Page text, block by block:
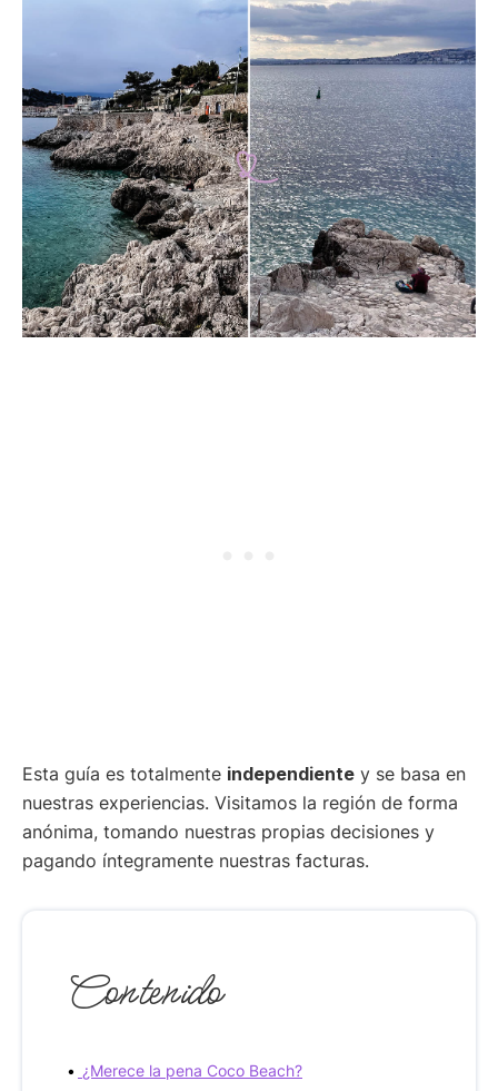
Esta guía es totalmente independiente y se basa en
nuestras experiencias. Visitamos la región de forma
anónima, tomando nuestras propias decisiones y
pagando íntegramente nuestras facturas.
Contenido
¿Merece la pena Coco Beach?